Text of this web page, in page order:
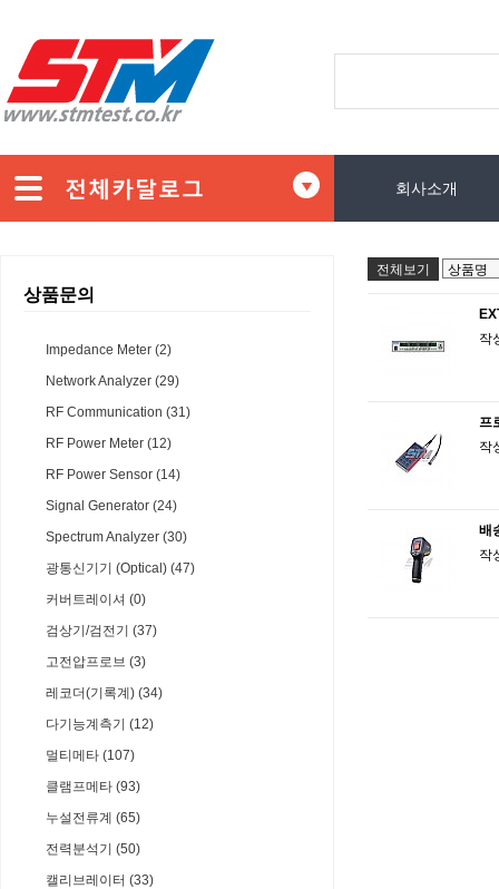
회사소개
상품문의
Impedance Meter (2)
Network Analyzer (29)
RF Communication (31)
RF Power Meter (12)
RF Power Sensor (14)
Signal Generator (24)
Spectrum Analyzer (30)
광통신기기 (Optical) (47)
커버트레이셔 (0)
검상기/검전기 (37)
고전압프로브 (3)
레코더(기록계) (34)
다기능계측기 (12)
멀티메타 (107)
클램프메타 (93)
누설전류계 (65)
전력분석기 (50)
캘리브레이터 (33)
전체보기
작
프
작
배
작